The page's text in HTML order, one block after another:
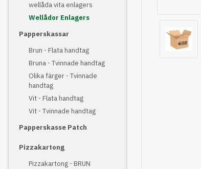
wellåda vita enlagers
Wellådor Enlagers
Papperskassar
Brun - Flata handtag
Bruna - Tvinnade handtag
Olika färger - Tvinnade
handtag
Vit - Flata handtag
Vit - Tvinnade handtag
Papperskasse Patch
Pizzakartong
Pizzakartong - BRUN